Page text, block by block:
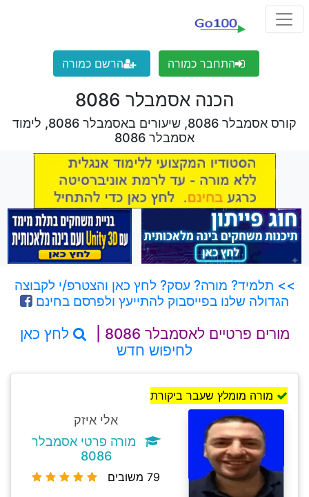
התחבר כמורה הרשם כמורה
הכנה אסמבלר 8086
קורס אסמבלר 8086, שיעורים באסמבלר 8086, לימוד
אסמבלר 8086
>> תלמיד? מורה? עסק? לחץ כאן והצטרפ/י לקבוצה
הגדולה שלנו בפייסבוק להתייעץ ולפרסם בחינם
מורים פרטיים לאסמבלר 8086 |
לחץ כאן
לחיפוש חדש
מורה מומלץ שעבר ביקורת
אלי איזק
מורה פרטי אסמבלר
8086
79 משובים